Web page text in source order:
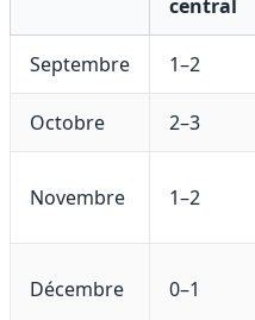
central
Septembre 1–2
Octobre 2–3
Novembre 1–2
Décembre 0–1